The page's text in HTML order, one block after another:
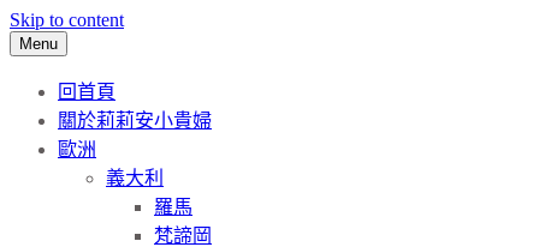
Skip to content
Menu
回首頁
關於莉莉安小貴婦
歐洲
義大利
羅馬
梵諦岡